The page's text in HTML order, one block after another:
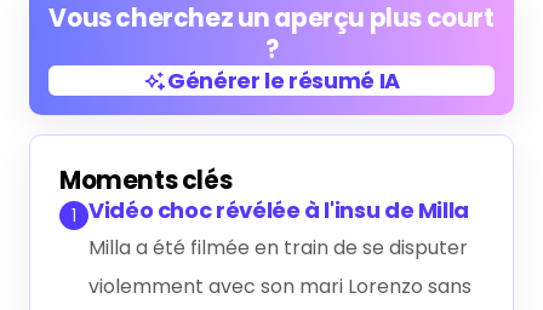
Vous cherchez un aperçu plus court
?
Générer le résumé IA
Générer le résumé IA
Moments clés
1 Vidéo choc révélée à l'insu de Milla
Milla a été filmée en train de se disputer
violemment avec son mari Lorenzo sans